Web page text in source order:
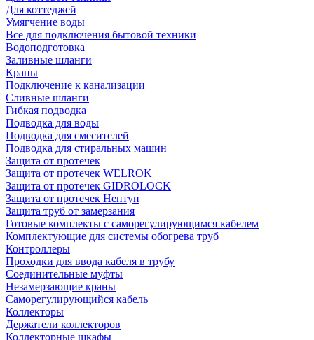
Для коттеджей
Умягчение воды
Все для подключения бытовой техники
Водоподготовка
Заливные шланги
Краны
Подключение к канализации
Сливные шланги
Гибкая подводка
Подводка для воды
Подводка для смесителей
Подводка для стиральных машин
Защита от протечек
Защита от протечек WELROK
Защита от протечек GIDROLOCK
Защита от протечек Нептун
Защита труб от замерзания
Готовые комплекты с саморегулирующимся кабелем
Комплектующие для системы обогрева труб
Контроллеры
Проходки для ввода кабеля в трубу
Соединительные муфты
Незамерзающие краны
Саморегулирующийся кабель
Коллекторы
Держатели коллекторов
Коллекторные шкафы